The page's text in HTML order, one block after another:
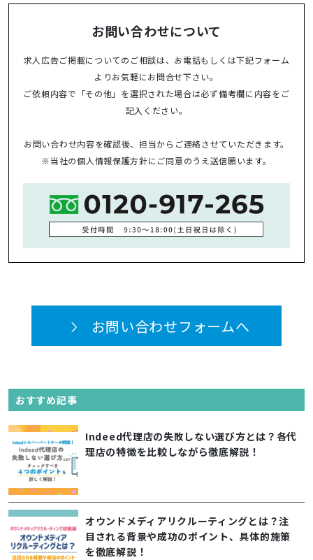
お問い合わせについて
求人広告ご掲載についてのご相談は、お電話もしくは下記フォーム
よりお気軽にお問合せ下さい。
ご依頼内容で「その他」を選択された場合は必ず備考欄に内容をご
記入ください。
お問い合わせ内容を確認後、担当からご連絡させていただきます。
※当社の個人情報保護方針にご同意のうえ送信願います。
お問い合わせフォームへ
おすすめ記事
Indeed代理店の失敗しない選び方とは？各代
理店の特徴を比較しながら徹底解説！
オウンドメディアリクルーティングとは？注
目される背景や成功のポイント、具体的施策
を徹底解説！